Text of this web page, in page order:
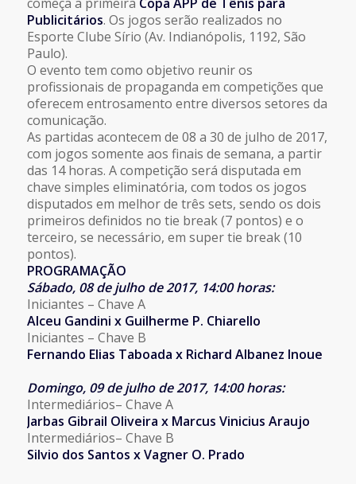
Publicitários. Os jogos serão realizados no
Esporte Clube Sírio (Av. Indianópolis, 1192, São
Paulo).
O evento tem como objetivo reunir os
profissionais de propaganda em competições que
oferecem entrosamento entre diversos setores da
comunicação.
As partidas acontecem de 08 a 30 de julho de 2017,
com jogos somente aos finais de semana, a partir
das 14 horas. A competição será disputada em
chave simples eliminatória, com todos os jogos
disputados em melhor de três sets, sendo os dois
primeiros definidos no tie break (7 pontos) e o
terceiro, se necessário, em super tie break (10
pontos).
PROGRAMAÇÃO
Sábado, 08 de julho de 2017, 14:00 horas:
Iniciantes – Chave A
Alceu Gandini x Guilherme P. Chiarello
Iniciantes – Chave B
Fernando Elias Taboada x Richard Albanez Inoue
Domingo, 09 de julho de 2017, 14:00 horas:
Intermediários– Chave A
Jarbas Gibrail Oliveira x Marcus Vinicius Araujo
Intermediários– Chave B
Silvio dos Santos x Vagner O. Prado